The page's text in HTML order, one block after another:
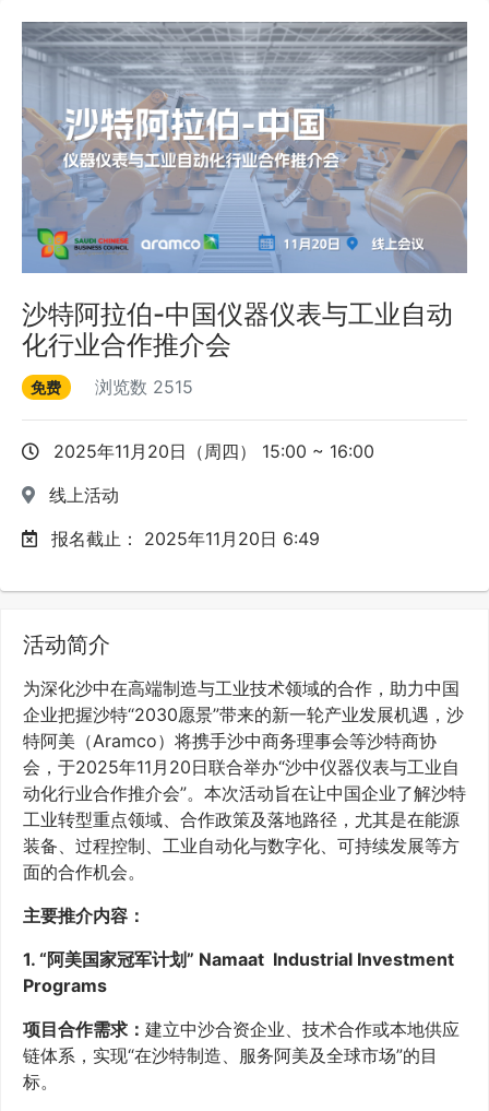
沙特阿拉伯-中国仪器仪表与工业自动
化行业合作推介会
免费 浏览数 2515
2025年11月20日（周四） 15:00 ~ 16:00
线上活动
报名截止： 2025年11月20日 6:49
活动简介
为深化沙中在高端制造与工业技术领域的合作，助力中国
企业把握沙特“2030愿景”带来的新一轮产业发展机遇，沙
特阿美（Aramco）将携手沙中商务理事会等沙特商协
会，于2025年11月20日联合举办“沙中仪器仪表与工业自
动化行业合作推介会”。本次活动旨在让中国企业了解沙特
工业转型重点领域、合作政策及落地路径，尤其是在能源
装备、过程控制、工业自动化与数字化、可持续发展等方
面的合作机会。
主要推介内容：
1. “阿美国家冠军计划” Namaat Industrial Investment
Programs
项目合作需求： 建立中沙合资企业、技术合作或本地供应
链体系，实现“在沙特制造、服务阿美及全球市场”的目
标。